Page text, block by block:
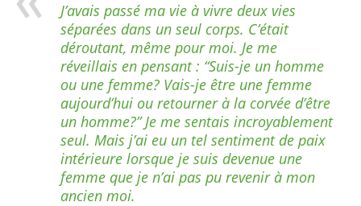
J’avais passé ma vie à vivre deux vies
séparées dans un seul corps. C’était
déroutant, même pour moi. Je me
réveillais en pensant : “Suis-je un homme
ou une femme? Vais-je être une femme
aujourd’hui ou retourner à la corvée d’être
un homme?” Je me sentais incroyablement
seul. Mais j’ai eu un tel sentiment de paix
intérieure lorsque je suis devenue une
femme que je n’ai pas pu revenir à mon
ancien moi.